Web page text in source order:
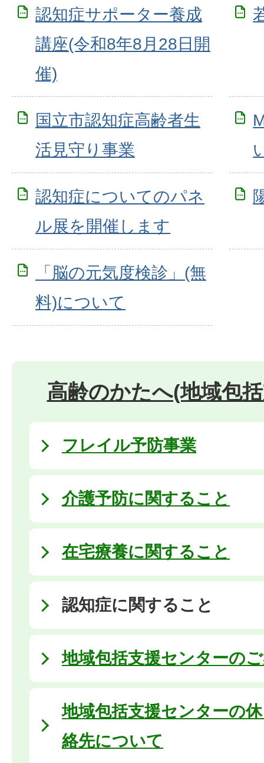
認知症サポーター養成
講座(令和8年8月28日開
催)
国立市認知症高齢者生
活見守り事業
認知症についてのパネ
ル展を開催します
「脳の元気度検診」(無
料)について
高齢のかたへ(地域包
フレイル予防事業
介護予防に関すること
在宅療養に関すること
認知症に関すること
地域包括支援センターの
地域包括支援センターの
絡先について